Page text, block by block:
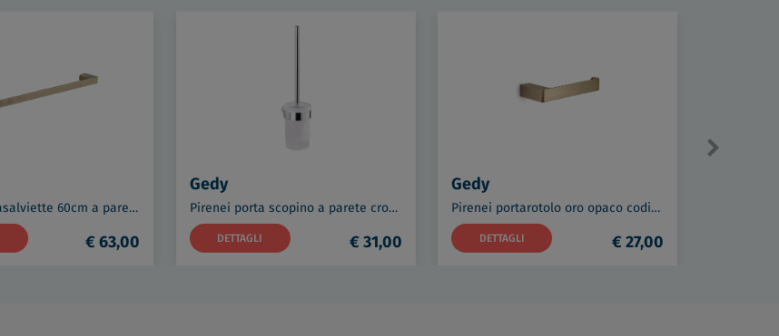
Pirenei portasalviette 60cm a parete oro opaco codice prod: 0000PI218860000
€ 63,00
Gedy
Pirenei porta scopino a parete cromato e vetro satinato codice prod: 0000PI331300003
DETTAGLI € 31,00
Gedy
Pirenei portarotolo oro opaco codice prod: 0000PI248800000
DETTAGLI € 27,00